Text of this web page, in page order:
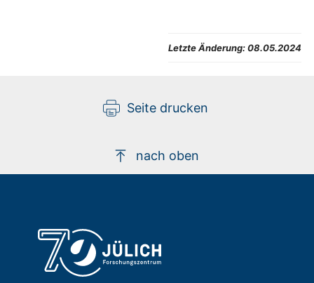
Letzte Änderung:08.05.2024
Seite drucken
nach oben